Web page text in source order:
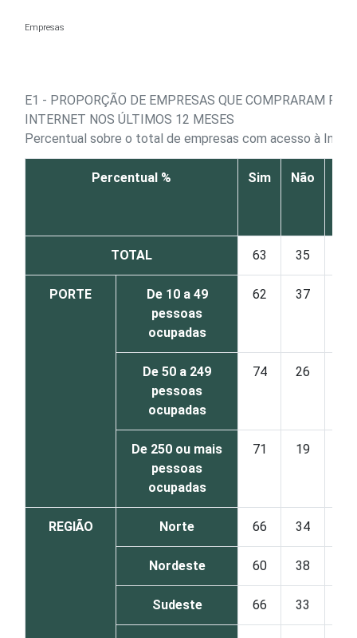
Empresas
E1 - PROPORÇÃO DE EMPRESAS QUE COMPRARAM
INTERNET NOS ÚLTIMOS 12 MESES
Percentual sobre o total de empresas com acesso à
Percentual % Sim Não
TOTAL 63 35
PORTE
De 10 a 49
pessoas
ocupadas
62 37
De 50 a 249
pessoas
ocupadas
74 26
De 250 ou mais
pessoas
ocupadas
71 19
REGIÃO Norte 66 34
Nordeste 60 38
Sudeste 66 33